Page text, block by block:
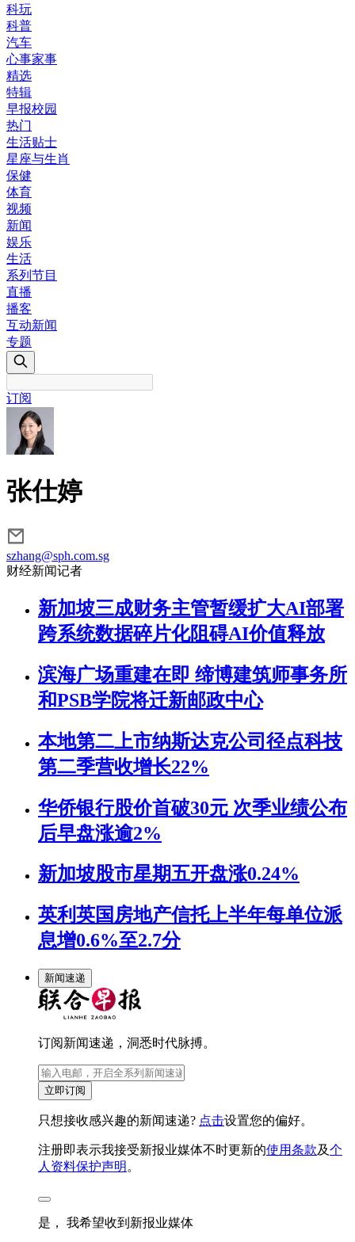
科玩
科普
汽车
心事家事
精选
特辑
早报校园
热门
生活贴士
星座与生肖
保健
体育
视频
新闻
娱乐
生活
系列节目
直播
播客
互动新闻
专题
订阅
张仕婷
szhang@sph.com.sg
财经新闻记者
新加坡三成财务主管暂缓扩大AI部署
跨系统数据碎片化阻碍AI价值释放
滨海广场重建在即 缔博建筑师事务所
和PSB学院将迁新邮政中心
本地第二上市纳斯达克公司径点科技
第二季营收增长22%
华侨银行股价首破30元 次季业绩公布
后早盘涨逾2%
新加坡股市星期五开盘涨0.24%
英利英国房地产信托上半年每单位派
息增0.6%至2.7分
新闻速递
订阅新闻速递，洞悉时代脉搏。
立即订阅
只想接收感兴趣的新闻速递? 点击设置您的偏好。
注册即表示我接受新报业媒体不时更新的使用条款及个
人资料保护声明 。
是， 我希望收到新报业媒体